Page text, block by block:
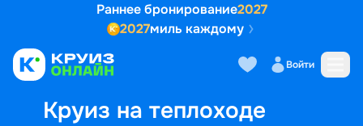
Раннее бронирование2027
2027миль каждому
Войти
Круиз на теплоходе
Выбор кают Маршрут и